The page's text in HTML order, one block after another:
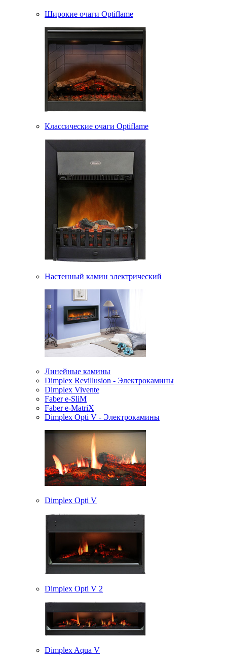
Широкие очаги Optiflame
Классические очаги Optiflame
Настенный камин электрический
Линейные камины
Dimplex Revillusion - Электрокамины
Dimplex Vivente
Faber e-SliM
Faber e-MatriX
Dimplex Opti V - Электрокамины
Dimplex Opti V
Dimplex Opti V 2
Dimplex Aqua V